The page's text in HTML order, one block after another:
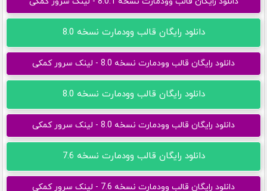
دانلود رایگان قالب وودمارت نسخه 8.0
دانلود رایگان قالب وودمارت نسخه 8.0 - لینک سرور کمکی
دانلود رایگان قالب وودمارت نسخه 8.0
دانلود رایگان قالب وودمارت نسخه 8.0 - لینک سرور کمکی
دانلود رایگان قالب وودمارت نسخه 7.6
دانلود رایگان قالب وودمارت نسخه 7.6 - لینک سرور کمکی